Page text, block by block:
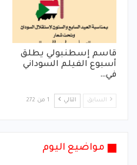
قاسم إسطنبولي يطلق
أسبوع الفيلم السوداني
في…
السابق التالي 1 من 272
مواضيع اليوم